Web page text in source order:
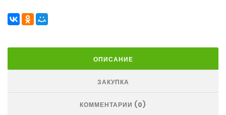
ОПИСАНИЕ
ЗАКУПКА
КОММЕНТАРИИ (0)